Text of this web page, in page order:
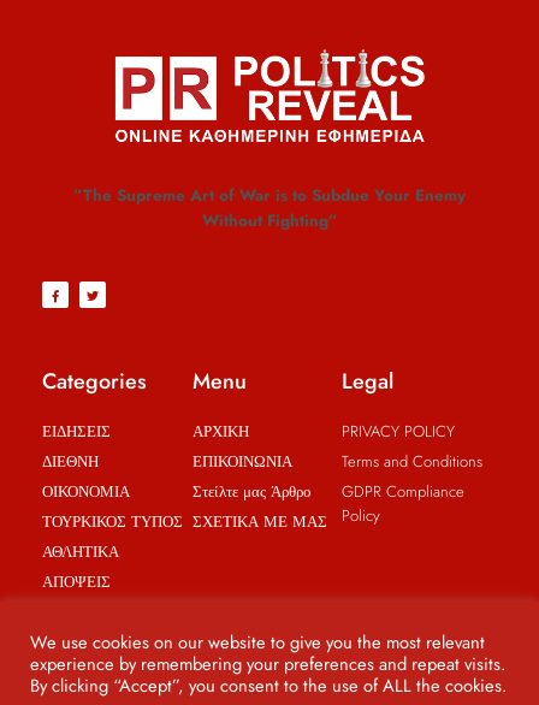
”The Supreme Art of War is to Subdue Your Enemy
Without Fighting”
Categories
ΕΙΔΗΣΕΙΣ
ΔΙΕΘΝΗ
ΟΙΚΟΝΟΜΙΑ
ΤΟΥΡΚΙΚΟΣ ΤΥΠΟΣ
ΑΘΛΗΤΙΚΑ
ΑΠΟΨΕΙΣ
Menu
ΑΡΧΙΚΗ
ΕΠΙΚΟΙΝΩΝΙΑ
Στείλτε μας Άρθρο
ΣΧΕΤΙΚΑ ΜΕ ΜΑΣ
Legal
PRIVACY POLICY
Terms and Conditions
GDPR Compliance
Policy
We use cookies on our website to give you the most relevant
experience by remembering your preferences and repeat visits.
By clicking “Accept”, you consent to the use of ALL the cookies.